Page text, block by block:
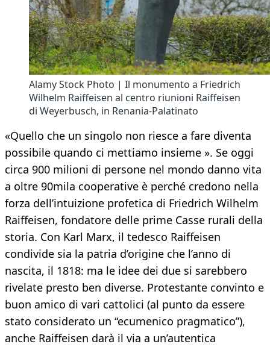
Alamy Stock Photo | Il monumento a Friedrich
Wilhelm Raiffeisen al centro riunioni Raiffeisen
di Weyerbusch, in Renania-Palatinato
«Quello che un singolo non riesce a fare diventa
possibile quando ci mettiamo insieme ». Se oggi
circa 900 milioni di persone nel mondo danno vita
a oltre 90mila cooperative è perché credono nella
forza dell’intuizione profetica di Friedrich Wilhelm
Raiffeisen, fondatore delle prime Casse rurali della
storia. Con Karl Marx, il tedesco Raiffeisen
condivide sia la patria d’origine che l’anno di
nascita, il 1818: ma le idee dei due si sarebbero
rivelate presto ben diverse. Protestante convinto e
buon amico di vari cattolici (al punto da essere
stato considerato un “ecumenico pragmatico”),
anche Raiffeisen darà il via a un’autentica